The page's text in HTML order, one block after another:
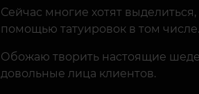
Сейчас многие хотят
помощью татуировок в том
Обожаю творить настоящие
довольные лица клиентов.